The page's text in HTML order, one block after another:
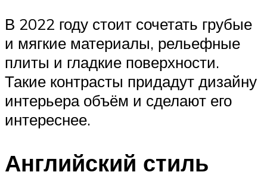
В 2022 году стоит сочетать грубые
и мягкие материалы, рельефные
плиты и гладкие поверхности.
Такие контрасты придадут дизайну
интерьера объём и сделают его
интереснее.
Английский стиль